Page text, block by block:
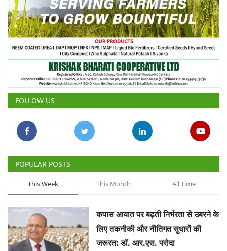
FOLLOW US
POPULAR POSTS
This Week This Month All Time
कपास आयात पर बढ़ती निर्भरता से उबरने के
लिए तकनीकी और नीतिगत सुधारों की
जरूरत: डॉ. आर.एस. परोदा